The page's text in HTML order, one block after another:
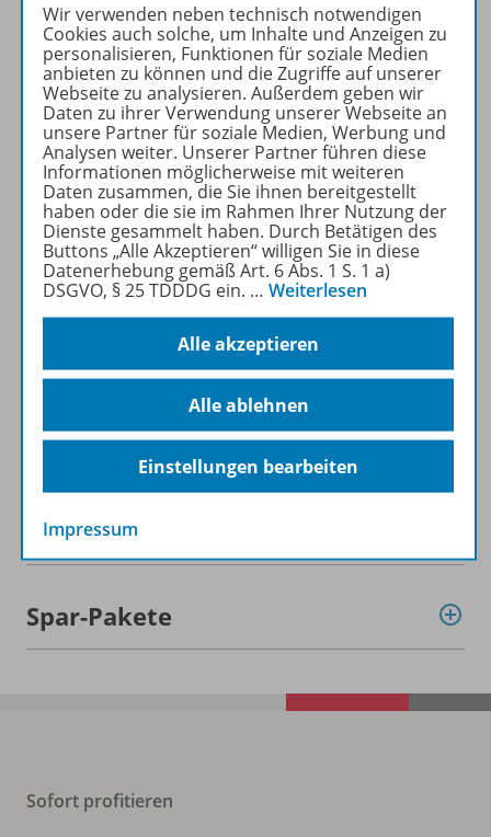
Ihr Wegweiser zu den
wichtigsten Seiten von PRAXIS
ENGLISCH:
zu den Abo-Angeboten
zum Zeitschriftenkiosk
zum Online-Archiv
Mehr zur Zeitschrift
Informationen
Beschreibung
Weitere Inhalte der Ausgabe
Spar-Pakete
Sofort profitieren
Wir verwenden neben technisch notwendigen
Cookies auch solche, um Inhalte und Anzeigen zu
personalisieren, Funktionen für soziale Medien
anbieten zu können und die Zugriffe auf unserer
Webseite zu analysieren. Außerdem geben wir
Daten zu ihrer Verwendung unserer Webseite an
unsere Partner für soziale Medien, Werbung und
Analysen weiter. Unserer Partner führen diese
Informationen möglicherweise mit weiteren
Daten zusammen, die Sie ihnen bereitgestellt
haben oder die sie im Rahmen Ihrer Nutzung der
Dienste gesammelt haben. Durch Betätigen des
Buttons „Alle Akzeptieren“ willigen Sie in diese
Datenerhebung gemäß Art. 6 Abs. 1 S. 1 a)
DSGVO, § 25 TDDDG ein. … Weiterlesen
Alle akzeptieren
Alle ablehnen
Einstellungen bearbeiten
Impressum